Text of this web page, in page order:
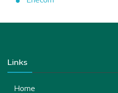
Links
Home